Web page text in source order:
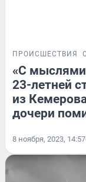
ПРОИСШЕСТВИЯ
«С мыслями
23-летней
из
дочери
8 ноября, 2023, 14:57